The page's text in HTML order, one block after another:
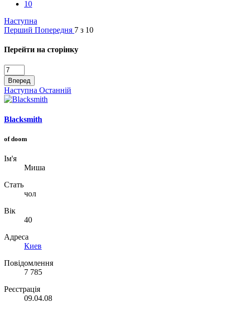
10
Наступна
Перший Попередня 7 з 10
Перейти на сторінку
Вперед
Наступна Останній
Blacksmith
of doom
Ім'я
Миша
Стать
чол
Вік
40
Адреса
Киев
Повідомлення
7 785
Реєстрація
09.04.08